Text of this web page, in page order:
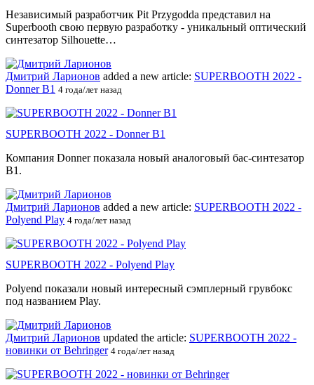
Независимый разработчик Pit Przygodda представил на
Superbooth свою первую разработку - уникальный оптический
синтезатор Silhouette…
Дмитрий Ларионов added a new article: SUPERBOOTH 2022 -
Donner B1 4 года/лет назад
SUPERBOOTH 2022 - Donner B1
Компания Donner показала новый аналоговый бас-синтезатор
B1.
Дмитрий Ларионов added a new article: SUPERBOOTH 2022 -
Polyend Play 4 года/лет назад
SUPERBOOTH 2022 - Polyend Play
Polyend показали новый интересный сэмплерный грувбокс
под названием Play.
Дмитрий Ларионов updated the article: SUPERBOOTH 2022 -
новинки от Behringer 4 года/лет назад